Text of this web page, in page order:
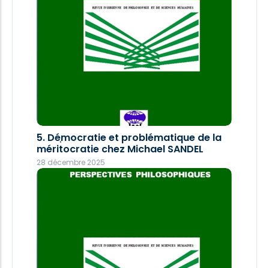
5. Dé֤mocratie et problématique de la
méritocratie chez Michael SANDEL
28 décembre 2025
4. La formalisation du langage naturel